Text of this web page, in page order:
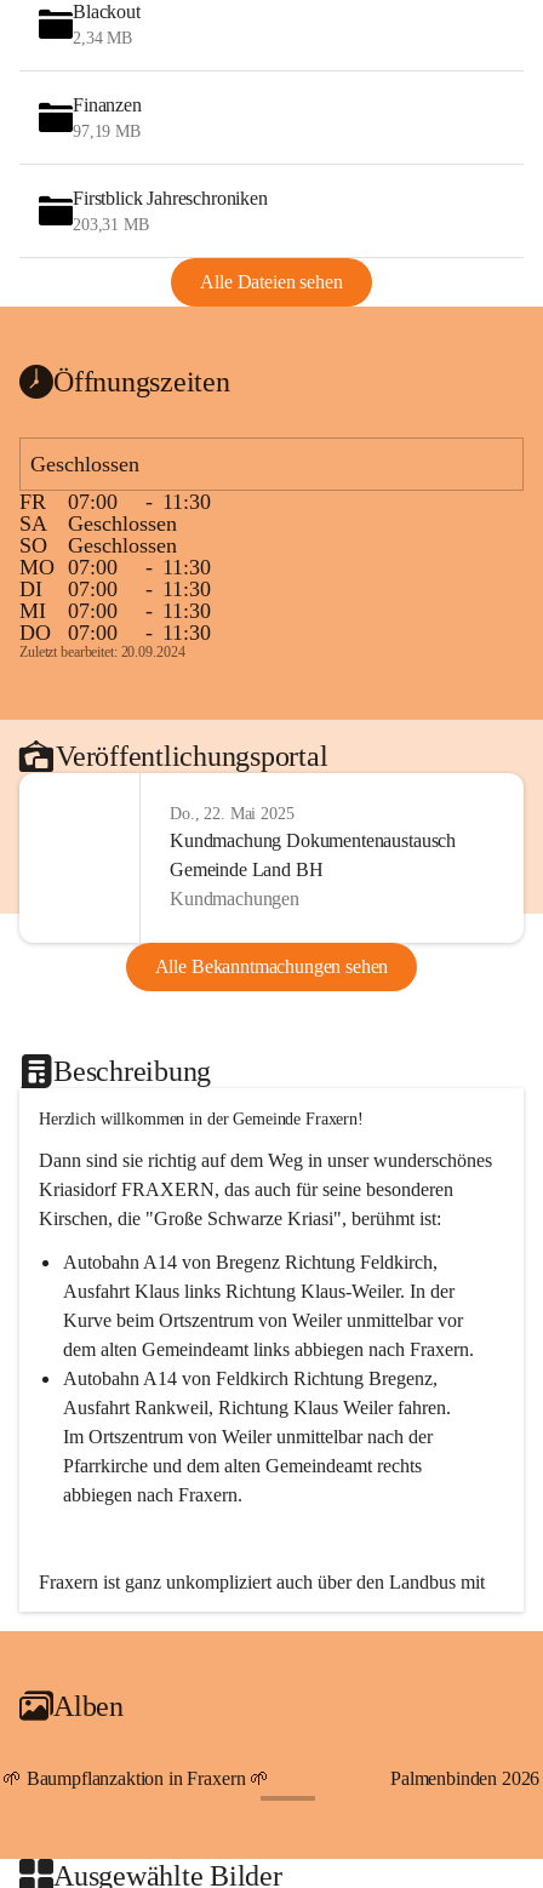
Blackout
2,34 MB
Finanzen
97,19 MB
Firstblick Jahreschroniken
203,31 MB
Alle Dateien sehen
Öffnungszeiten
Geschlossen
FR
07:00 - 11:30
SA
Geschlossen
SO
Geschlossen
MO 07:00 - 11:30
DI
07:00 - 11:30
MI
07:00 - 11:30
DO
07:00 - 11:30
Zuletzt bearbeitet: 20.09.2024
Veröffentlichungsportal
Do., 22. Mai 2025
Kundmachung Dokumentenaustausch
Gemeinde Land BH
Kundmachungen
Alle Bekanntmachungen sehen
Beschreibung
Herzlich willkommen in der Gemeinde Fraxern!
Dann sind sie richtig auf dem Weg in unser wunderschönes
Kriasidorf FRAXERN, das auch für seine besonderen
Kirschen, die "Große Schwarze Kriasi", berühmt ist:
Autobahn A14 von Bregenz Richtung Feldkirch,
Ausfahrt Klaus links Richtung Klaus-Weiler. In der
Kurve beim Ortszentrum von Weiler unmittelbar vor
dem alten Gemeindeamt links abbiegen nach Fraxern.
Autobahn A14 von Feldkirch Richtung Bregenz,
Ausfahrt Rankweil, Richtung Klaus Weiler fahren.
Im Ortszentrum von Weiler unmittelbar nach der
Pfarrkirche und dem alten Gemeindeamt rechts
abbiegen nach Fraxern.
Fraxern ist ganz unkompliziert auch über den Landbus mit
den öffentlichen Verkehrsmitteln zu erreichen. Die Linie
An Samstagen, Sonn- und Feiertagen können Sie bequem
persönlichen Linienbus zur gewünschten Zeit zu Ihrer
Haltestelle bestellen. Sowohl von Weiler kommend nach
beide Fahrten Weiler-Fraxern-Weiler.
Alben
🌱 Baumpflanzaktion in Fraxern 🌱 Palmenbinden 2026
Ausgewählte Bilder